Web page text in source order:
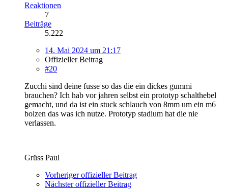
Reaktionen
7
Beiträge
5.222
14. Mai 2024 um 21:17
Offizieller Beitrag
#20
Zucchi sind deine fusse so das die ein dickes gummi
brauchen? Ich hab vor jahren selbst ein prototyp schalthebel
gemacht, und da ist ein stuck schlauch von 8mm um ein m6
bolzen das was ich nutze. Prototyp stadium hat die nie
verlassen.
Grüss Paul
Vorheriger offizieller Beitrag
Nächster offizieller Beitrag